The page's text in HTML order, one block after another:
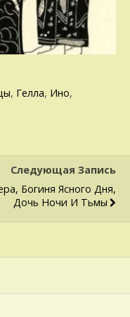
, Гелла, Ино,
Следующая Запись
Богиня Ясного Дня,
Дочь Ночи И Тьмы